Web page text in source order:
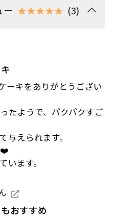
ー ★★★★★ (3)
ーキをありがとうござい
たようで、パクパクすご
与えられます。
❤️
います。
おすすめ